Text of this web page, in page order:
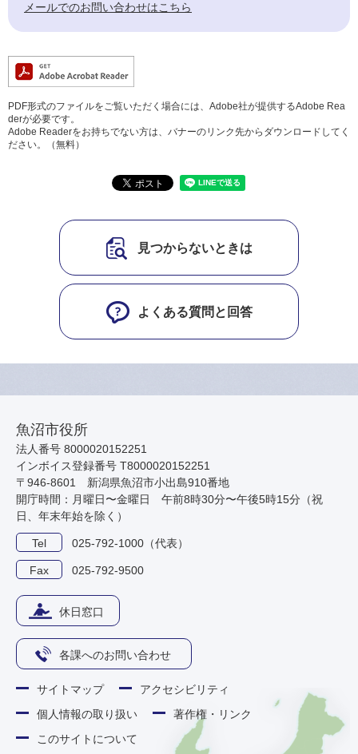
メールでのお問い合わせはこちら
PDF形式のファイルをご覧いただく場合には、Adobe社が提供するAdobe Rea
derが必要です。
Adobe Readerをお持ちでない方は、バナーのリンク先からダウンロードしてく
ださい。（無料）
見つからないときは
よくある質問と回答
魚沼市役所
法人番号 8000020152251
インボイス登録番号 T8000020152251
〒946-8601 新潟県魚沼市小出島910番地
開庁時間：月曜日〜金曜日 午前8時30分〜午後5時15分（祝
日、年末年始を除く）
Tel 025-792-1000（代表）
Fax 025-792-9500
休日窓口
各課へのお問い合わせ
サイトマップ
アクセシビリティ
個人情報の取り扱い
著作権・リンク
このサイトについて